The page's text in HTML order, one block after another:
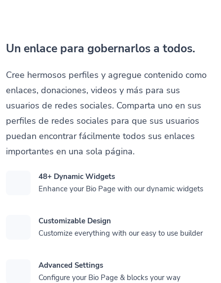
Un enlace para gobernarlos a todos.
Cree hermosos perfiles y agregue contenido como
enlaces, donaciones, videos y más para sus
usuarios de redes sociales. Comparta uno en sus
perfiles de redes sociales para que sus usuarios
puedan encontrar fácilmente todos sus enlaces
importantes en una sola página.
48+ Dynamic Widgets
Enhance your Bio Page with our dynamic widgets
Customizable Design
Customize everything with our easy to use builder
Advanced Settings
Configure your Bio Page & blocks your way